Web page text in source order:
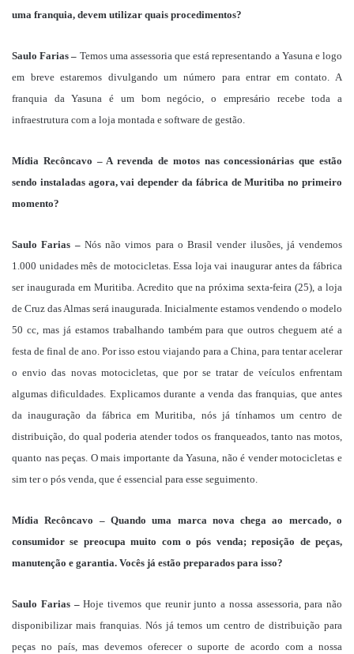
uma franquia, devem utilizar quais procedimentos?
Saulo Farias – Temos uma assessoria que está representando a Yasuna e logo
em breve estaremos divulgando um número para entrar em contato. A
franquia da Yasuna é um bom negócio, o empresário recebe toda a
infraestrutura com a loja montada e software de gestão.
Mídia Recôncavo – A revenda de motos nas concessionárias que estão
sendo instaladas agora, vai depender da fábrica de Muritiba no primeiro
momento?
Saulo Farias –Nós não vimos para o Brasil vender ilusões, já vendemos
1.000 unidades mês de motocicletas. Essa loja vai inaugurar antes da fábrica
ser inaugurada em Muritiba. Acredito que na próxima sexta-feira (25), a loja
de Cruz das Almas será inaugurada. Inicialmente estamos vendendo o modelo
50 cc, mas já estamos trabalhando também para que outros cheguem até a
festa de final de ano. Por isso estou viajando para a China, para tentar acelerar
o envio das novas motocicletas, que por se tratar de veículos enfrentam
algumas dificuldades. Explicamos durante a venda das franquias, que antes
da inauguração da fábrica em Muritiba, nós já tínhamos um centro de
distribuição, do qual poderia atender todos os franqueados, tanto nas motos,
quanto nas peças. O mais importante da Yasuna, não é vender motocicletas e
sim ter o pós venda, que é essencial para esse seguimento.
Mídia Recôncavo – Quando uma marca nova chega ao mercado, o
consumidor se preocupa muito com o pós venda; reposição de peças,
manutenção e garantia. Vocês já estão preparados para isso?
Saulo Farias –Hoje tivemos que reunir junto a nossa assessoria, para não
disponibilizar mais franquias. Nós já temos um centro de distribuição para
peças no país, mas devemos oferecer o suporte de acordo com a nossa